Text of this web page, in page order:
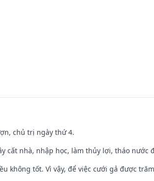
chủ trị ngày thứ 4.
cất nhà, nhập học, làm thủy lợi, tháo nước
không tốt. Vì vậy, để việc cưới gả được